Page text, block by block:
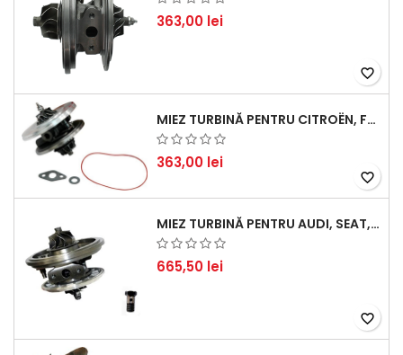
363,00 lei
favorite_border
MIEZ TURBINĂ PENTRU CITROËN, FORD, MAZDA, MINI, PEUGEOT ȘI VOLVO - MOTORIZĂRI 1.6 HDI ȘI 1.6 D
363,00 lei
favorite_border
MIEZ TURBINĂ PENTRU AUDI, SEAT, SKODA ȘI VOLKSWAGEN - MOTORIZĂRI 2.0 TDI 103KW 140CP
665,50 lei
favorite_border